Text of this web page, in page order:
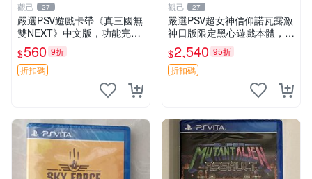
觀己 27
嚴選PSV遊戲卡帶《真三國無
雙NEXT》中文版，功能完好
插拔順暢 真三國無雙 獨立遊
玩 卡帶 游戲
$560 9折
折扣碼
觀己 27
嚴選PSV超女神信仰諾瓦露激
神日版限定黑心遊戲本體，附
首發特典 信仰女神、PSV、
諾瓦露
$2,540 95折
折扣碼